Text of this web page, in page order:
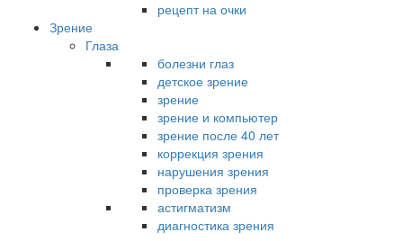
рецепт на очки
Зрение
Глаза
болезни глаз
детское зрение
зрение
зрение и компьютер
зрение после 40 лет
коррекция зрения
нарушения зрения
проверка зрения
астигматизм
диагностика зрения